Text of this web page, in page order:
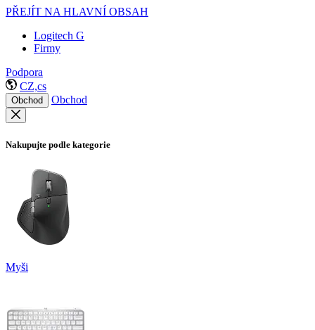
PŘEJÍT NA HLAVNÍ OBSAH
Logitech G
Firmy
Podpora
CZ,cs
Obchod Obchod
Nakupujte podle kategorie
Myši